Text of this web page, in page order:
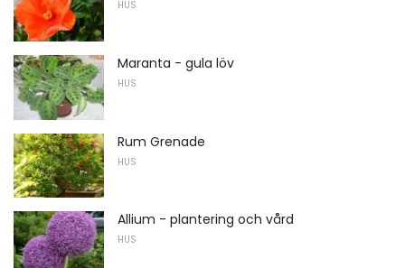
HUS
Maranta - gula löv
HUS
Rum Grenade
HUS
Allium - plantering och vård
HUS